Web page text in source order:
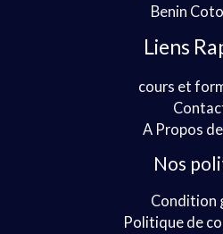
Benin
Liens
cours et
A Propos
Nos
Condition
Politique de